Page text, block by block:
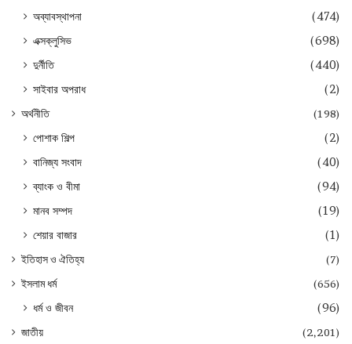
অব্যাবস্থাপনা
(474)
এক্সক্লুসিভ
(698)
দুর্নীতি
(440)
সাইবার অপরাধ
(2)
অর্থনীতি (198)
পোশাক শিল্প
(2)
বানিজ্য সংবাদ
(40)
ব্যাংক ও বীমা
(94)
মানব সম্পদ
(19)
শেয়ার বাজার
(1)
ইতিহাস ও ঐতিহ্য
(7)
ইসলাম ধর্ম
(656)
ধর্ম ও জীবন (96)
জাতীয় (2,201)